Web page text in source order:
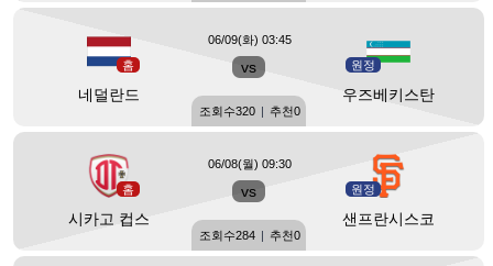
홈
네덜란드
vs 원정
우즈베키스탄
06/09(화) 03:45
조회수320 | 추천0
홈
시카고 컵스
vs 원정
샌프란시스코
06/08(월) 09:30
조회수284 | 추천0